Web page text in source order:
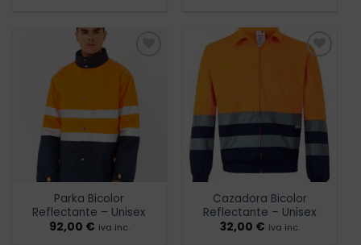
Añadir
a la
lista de
deseos
Parka Bicolor
Reflectante – Unisex
92,00 € iva inc.
Añadir
lista de
deseos
Cazadora Bicolor
Reflectante – Unisex
32,00 € iva inc.